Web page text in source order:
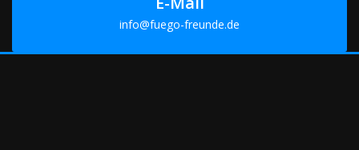
info@fuego-freunde.de